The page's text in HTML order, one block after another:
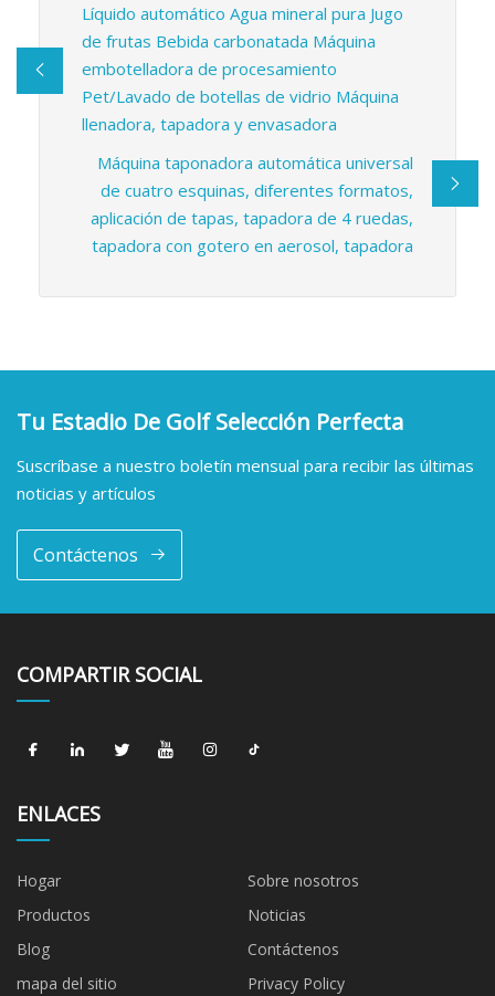
Líquido automático Agua mineral pura Jugo
de frutas Bebida carbonatada Máquina
embotelladora de procesamiento
Pet/Lavado de botellas de vidrio Máquina
llenadora, tapadora y envasadora
Máquina taponadora automática universal
de cuatro esquinas, diferentes formatos,
aplicación de tapas, tapadora de 4 ruedas,
tapadora con gotero en aerosol, tapadora
Tu Estadio De Golf Selección Perfecta
Suscríbase a nuestro boletín mensual para recibir las últimas
noticias y artículos
Contáctenos
COMPARTIR SOCIAL
ENLACES
Hogar
Sobre nosotros
Productos
Noticias
Blog
Contáctenos
mapa del sitio
Privacy Policy